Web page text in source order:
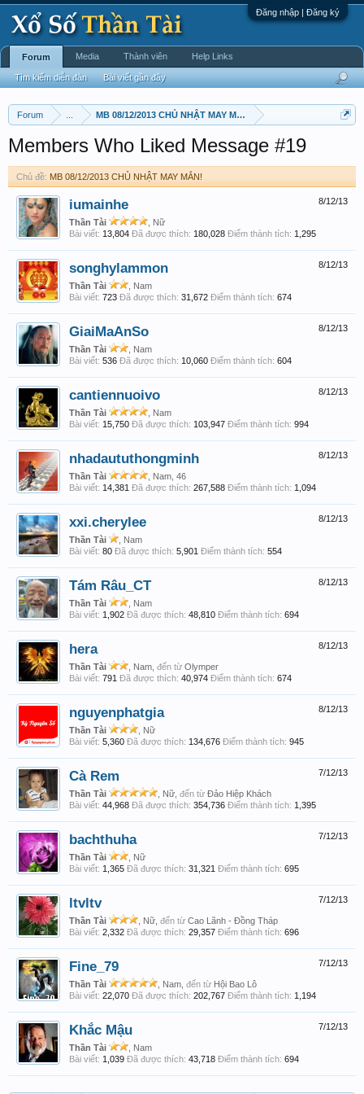
Đăng nhập | Đăng ký
Forum MB 08/12/2013 CHỦ NHẬT MAY MẮN!
Members Who Liked Message #19
Chủ đề: MB 08/12/2013 CHỦ NHẬT MAY MẮN!
8/12/13
iumainhe
Thần Tài
, Nữ
Bài viết: 13,804 Đã được thích: 180,028 Điểm thành tích: 1,295
8/12/13
songhylammon
Thần Tài
, Nam
Bài viết: 723 Đã được thích: 31,672 Điểm thành tích: 674
8/12/13
GiaiMaAnSo
Thần Tài
, Nam
Bài viết: 536 Đã được thích: 10,060 Điểm thành tích: 604
8/12/13
cantiennuoivo
Thần Tài
, Nam
Bài viết: 15,750 Đã được thích: 103,947 Điểm thành tích: 994
8/12/13
nhadaututhongminh
Thần Tài
, Nam, 46
Bài viết: 14,381 Đã được thích: 267,588 Điểm thành tích: 1,094
8/12/13
xxi.cherylee
Thần Tài
, Nam
Bài viết: 80 Đã được thích: 5,901 Điểm thành tích: 554
8/12/13
Tám Râu_CT
Thần Tài
, Nam
Bài viết: 1,902 Đã được thích: 48,810 Điểm thành tích: 694
8/12/13
hera
Thần Tài , Nam, đến từ Olymper
Bài viết: 791 Đã được thích: 40,974 Điểm thành tích: 674
8/12/13
nguyenphatgia
Thần Tài
, Nữ
Bài viết: 5,360 Đã được thích: 134,676 Điểm thành tích: 945
7/12/13
Cà Rem
Thần Tài , Nữ, đến từ Đảo Hiệp Khách
Bài viết: 44,968 Đã được thích: 354,736 Điểm thành tích: 1,395
7/12/13
bachthuha
Thần Tài
, Nữ
Bài viết: 1,365 Đã được thích: 31,321 Điểm thành tích: 695
7/12/13
ltvltv
Thần Tài , Nữ, đến từ Cao Lãnh - Đồng Tháp
Bài viết: 2,332 Đã được thích: 29,357 Điểm thành tích: 696
7/12/13
Fine_79
Thần Tài , Nam, đến từ Hội Bao Lô
Bài viết: 22,070 Đã được thích: 202,767 Điểm thành tích: 1,194
7/12/13
Khắc Mậu
Thần Tài
, Nam
Bài viết: 1,039 Đã được thích: 43,718 Điểm thành tích: 694
Forum
Tìm kiếm diễn đàn Bài viết gần đây
Media Thành viên Help Links